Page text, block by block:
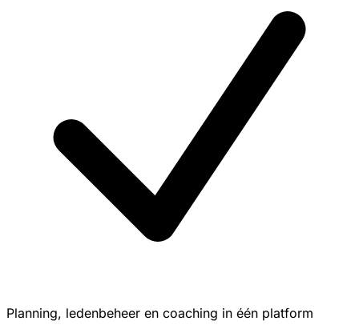
Planning, ledenbeheer en coaching in één platform